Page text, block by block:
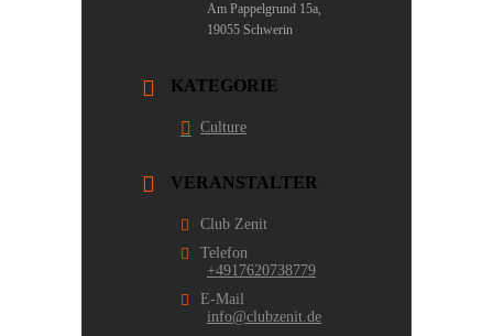
Am Pappelgrund 15a,
19055 Schwerin
KATEGORIE
Culture
VERANSTALTER
Club Zenit
Telefon
+4917620738779
E-Mail
info@clubzenit.de